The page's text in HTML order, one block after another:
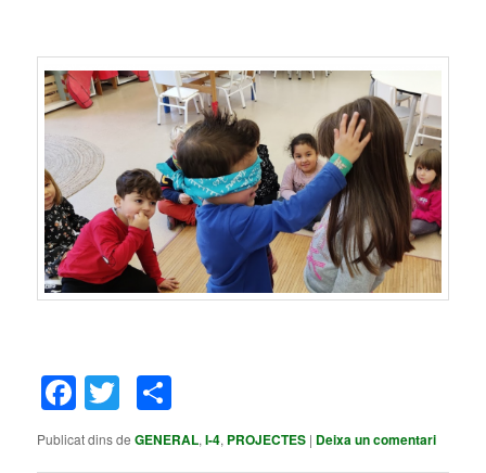
Facebook
Twitter
Publicat dins de GENERAL,I-4, PROJECTES | Deixa un comentari